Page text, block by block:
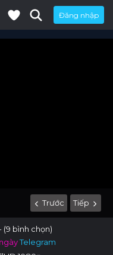
Đăng nhập
Trước Tiếp
(9 bình chọn)
Telegram